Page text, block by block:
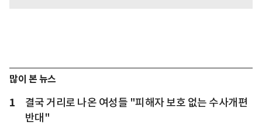
많이 본 뉴스
1
결국 거리로 나온 여성들 "피해자 보호 없는 수사개편
반대"